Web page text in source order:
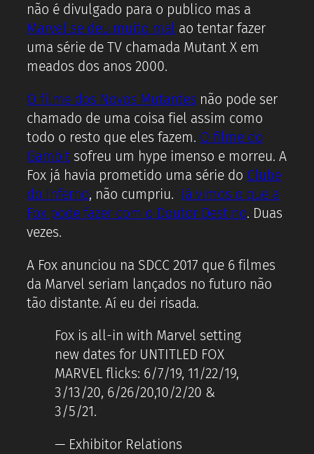
não é divulgado para o publico mas a
Marvel se deu muito mal ao tentar fazer
uma série de TV chamada Mutant X em
meados dos anos 2000.
O filme dos Novos Mutantes não pode ser
chamado de uma coisa fiel assim como
todo o resto que eles fazem. O filme do
Gambitsofreu um hype imenso e morreu. A
Fox já havia prometido uma série do Clube
do Inferno, não cumpriu. Já vimos o que a
Fox pode fazer com o Doutor Destino. Duas
vezes.
A Fox anunciou na SDCC 2017 que 6 filmes
da Marvel seriam lançados no futuro não
tão distante. Aí eu dei risada.
Fox is all-in with Marvel setting
new dates for UNTITLED FOX
MARVEL flicks: 6/7/19, 11/22/19,
3/13/20, 6/26/20,10/2/20 &
3/5/21.
— Exhibitor Relations